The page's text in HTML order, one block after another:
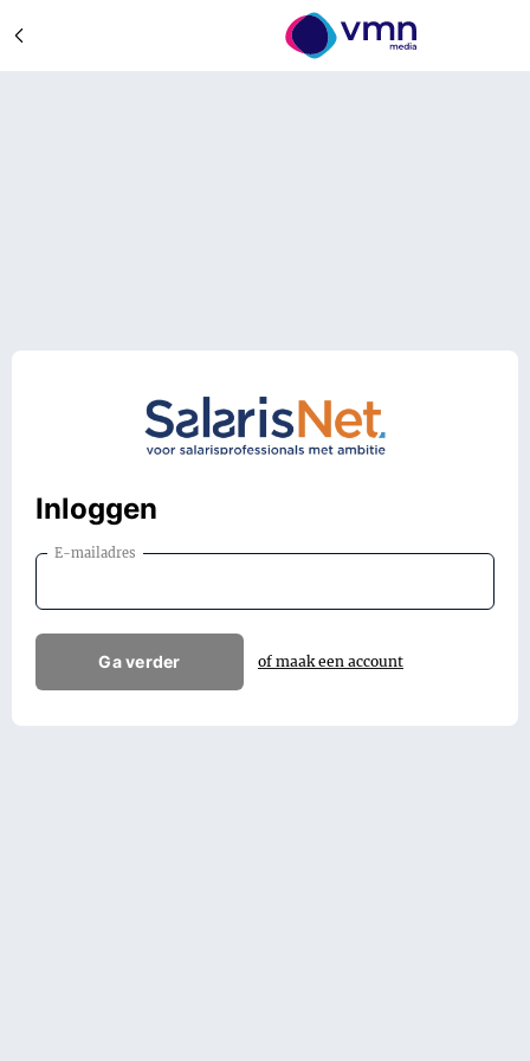
Inloggen
E-mailadres
Ga verder of maak een account